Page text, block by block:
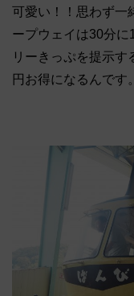
可愛い！！思わず一
ープウェイは30分に
リーきっぷを提示
円お得になるんです